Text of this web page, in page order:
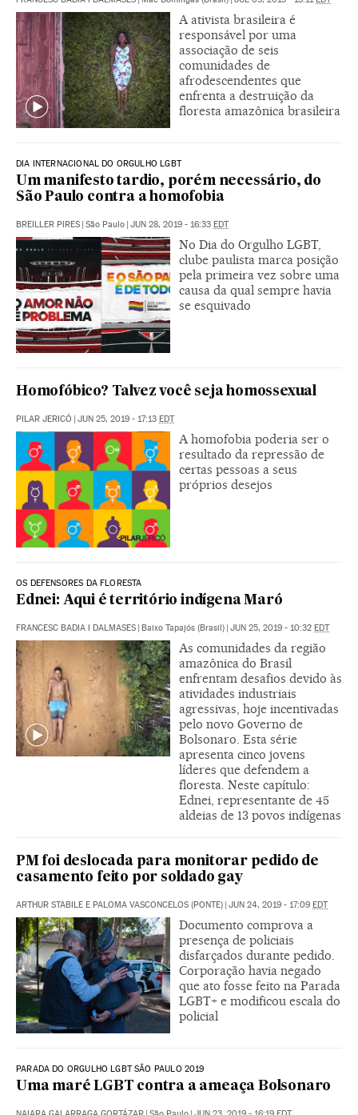
A ativista brasileira é
responsável por uma
associação de seis
comunidades de
afrodescendentes que
enfrenta a destruição da
floresta amazônica brasileira
DIA INTERNACIONAL DO ORGULHO LGBT
Um manifesto tardio, porém necessário, do
São Paulo contra a homofobia
BREILLER PIRES | São Paulo | JUN 28, 2019 - 16:33 EDT
No Dia do Orgulho LGBT,
clube paulista marca posição
pela primeira vez sobre uma
causa da qual sempre havia
se esquivado
Homofóbico? Talvez você seja homossexual
PILAR JERICÓ | JUN 25, 2019 - 17:13 EDT
A homofobia poderia ser o
resultado da repressão de
certas pessoas a seus
próprios desejos
OS DEFENSORES DA FLORESTA
Ednei: Aqui é território indígena Maró
FRANCESC BADIA I DALMASES | Baixo Tapajós (Brasil) | JUN 25, 2019 - 10:32 EDT
As comunidades da região
amazônica do Brasil
enfrentam desafios devido às
atividades industriais
agressivas, hoje incentivadas
pelo novo Governo de
Bolsonaro. Esta série
apresenta cinco jovens
líderes que defendem a
floresta. Neste capítulo:
Ednei, representante de 45
aldeias de 13 povos indígenas
PM foi deslocada para monitorar pedido de
casamento feito por soldado gay
ARTHUR STABILE E PALOMA VASCONCELOS (PONTE) | JUN 24, 2019 - 17:09 EDT
Documento comprova a
presença de policiais
disfarçados durante pedido.
Corporação havia negado
que ato fosse feito na Parada
LGBT+ e modificou escala do
policial
PARADA DO ORGULHO LGBT SÃO PAULO 2019
Uma maré LGBT contra a ameaça Bolsonaro